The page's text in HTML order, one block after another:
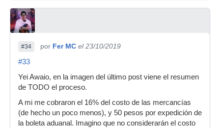
#34 por Fer MC el 23/10/2019
#33
Yei Awaio, en la imagen del último post viene el resumen
de TODO el proceso.
A mi me cobraron el 16% del costo de las mercancías
(de hecho un poco menos), y 50 pesos por expedición de
la boleta aduanal. Imagino que no considerarán el costo